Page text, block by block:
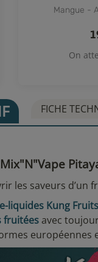
Mangue -
On
FICHE
les saveurs d’un
e-liquides Kung Fruits
fruitéesavec
européennes